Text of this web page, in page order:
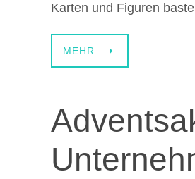
Karten und Figuren
MEHR…